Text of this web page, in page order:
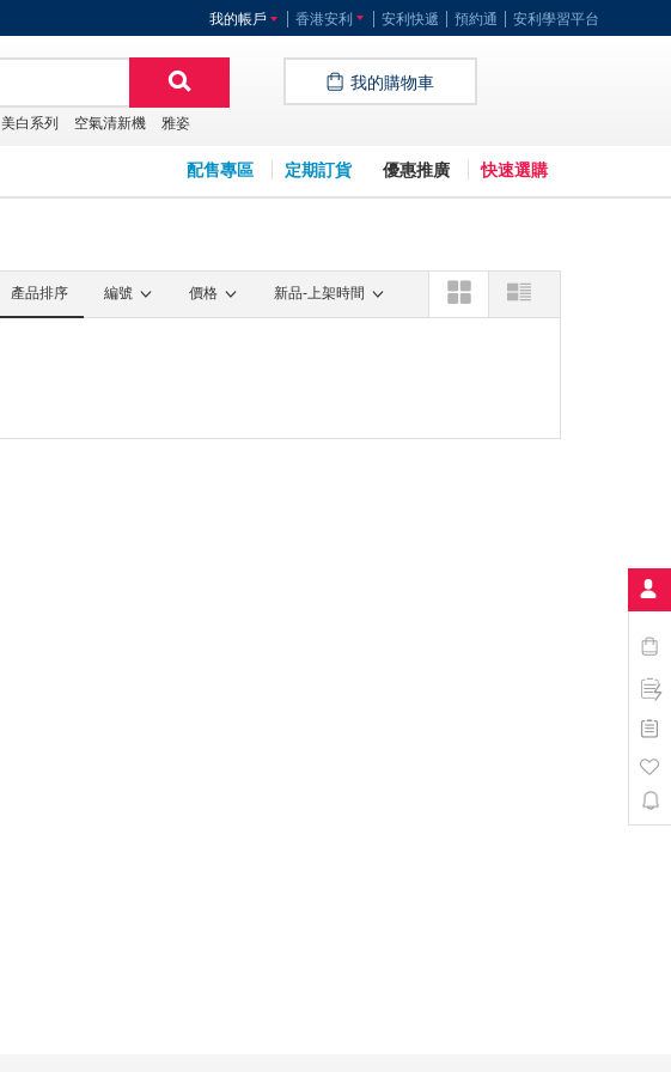
香港安利 安利快遞 預約通 安利學習平台
我的帳戶
美白系列 空氣清新機 雅姿
我的購物車
配售專區 定期訂貨 優惠推廣 快速選購
產品排序 編號 價格 新品-上架時間